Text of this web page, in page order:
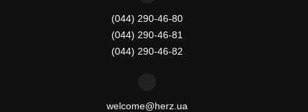
(044) 290-46-80
(044) 290-46-81
(044) 290-46-82
welcome@herz.ua